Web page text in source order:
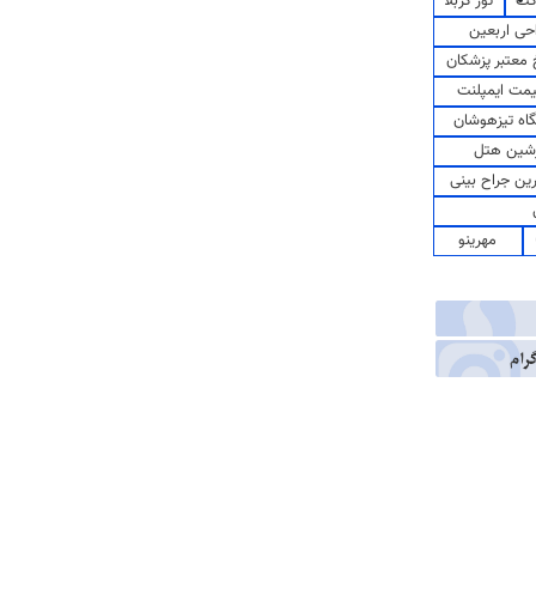
اربعین
پزشکان
ایمپلنت
تیزهوشان
هتل
جراح بینی
مهرینو